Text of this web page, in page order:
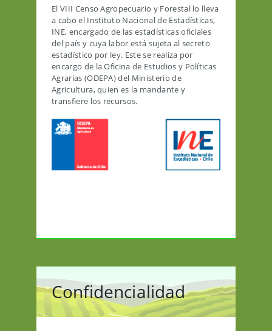
El VIII Censo Agropecuario y Forestal lo lleva
a cabo el Instituto Nacional de Estadísticas,
INE, encargado de las estadísticas oficiales
del país y cuya labor está sujeta al secreto
estadístico por ley. Este se realiza por
encargo de la Oficina de Estudios y Políticas
Agrarias (ODEPA) del Ministerio de
Agricultura, quien es la mandante y
transfiere los recursos.
Confidencialidad